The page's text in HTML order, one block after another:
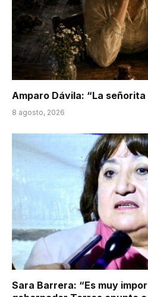
Amparo Dávila: “La señorita
8 agosto, 2026
Sara Barrera: “Es muy